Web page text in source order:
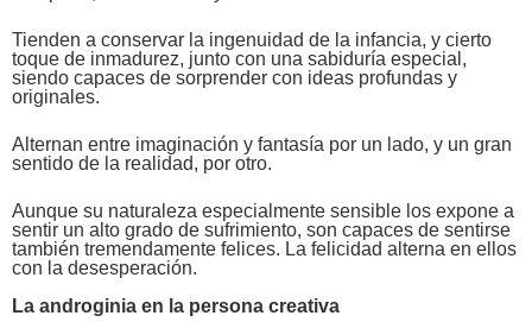
Tienden a conservar la ingenuidad de la infancia, y cierto
toque de inmadurez, junto con una sabiduría especial,
siendo capaces de sorprender con ideas profundas y
originales.
Alternan entre imaginación y fantasía por un lado, y un gran
sentido de la realidad, por otro.
Aunque su naturaleza especialmente sensible los expone a
sentir un alto grado de sufrimiento, son capaces de sentirse
también tremendamente felices. La felicidad alterna en ellos
con la desesperación.
La androginia en la persona creativa